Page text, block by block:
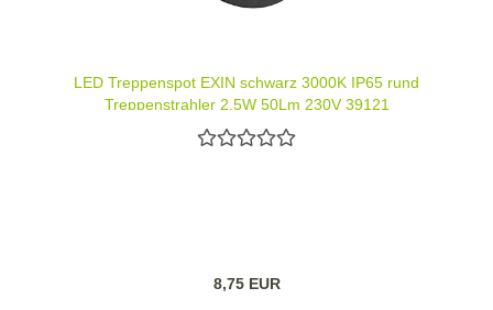
LED Treppenspot EXIN schwarz 3000K IP65 rund
Treppenstrahler 2,5W 50Lm 230V 39121
8,75 EUR